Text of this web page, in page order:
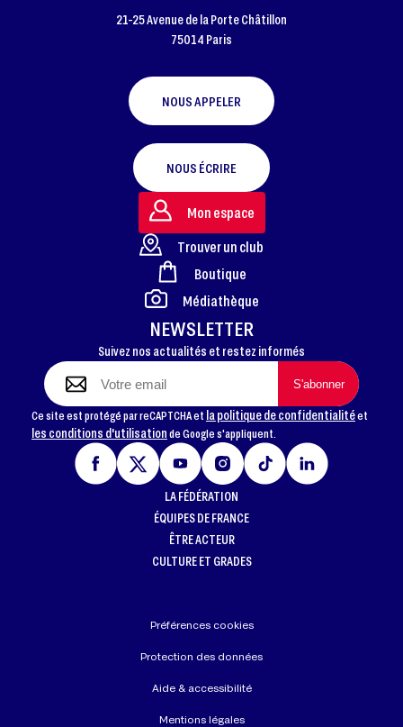
FOOTER
21-25 Avenue de la Porte Châtillon
75014 Paris
NOUS APPELER
NOUS ÉCRIRE
NEWSLETTER
Suivez nos actualités et restez informés
Ce site est protégé par reCAPTCHA et la politique de confidentialitéet
les conditions d'utilisationde Google s'appliquent.
Mon espace
Trouver un club
Boutique
Médiathèque
LA FÉDÉRATION
ÉQUIPES DE FRANCE
ÊTRE ACTEUR
CULTURE ET GRADES
Préférences cookies
Protection des données
Aide & accessibilité
Mentions légales